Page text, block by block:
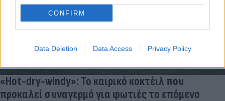
CONFIRM
Data Deletion Data Access Privacy Policy
«Hot-dry-windy»: Το καιρικό κοκτέιλ που
προκαλεί συναγερμό για φωτιές το επόμενο